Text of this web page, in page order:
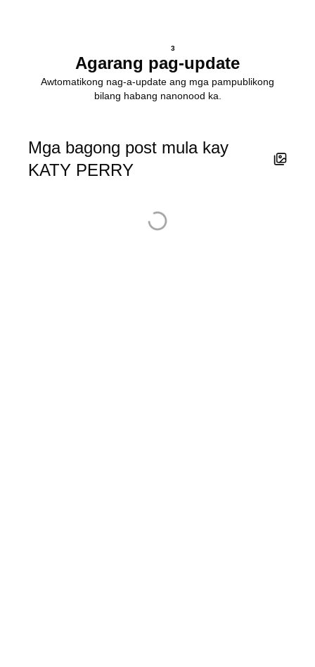
3
Agarang pag-update
Awtomatikong nag-a-update ang mga pampublikong
bilang habang nanonood ka.
Mga bagong post mula kay
KATY PERRY